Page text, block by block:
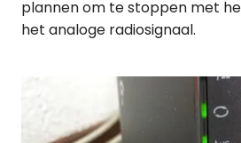
plannen om te stoppen met
het analoge radiosignaal.